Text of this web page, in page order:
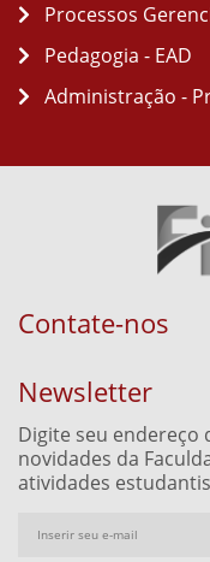
Processos
Pedagogia - EAD
Administração -
Contate-nos
Newsletter
Digite seu endereço
novidades da
atividades